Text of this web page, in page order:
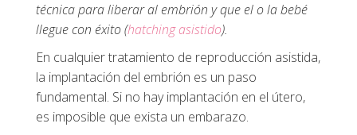
técnica para liberar al embrión y que el o la bebé
llegue con éxito (hatching asistido).
En cualquier tratamiento de reproducción asistida,
la implantación del embrión es un paso
fundamental. Si no hay implantación en el útero,
es imposible que exista un embarazo.